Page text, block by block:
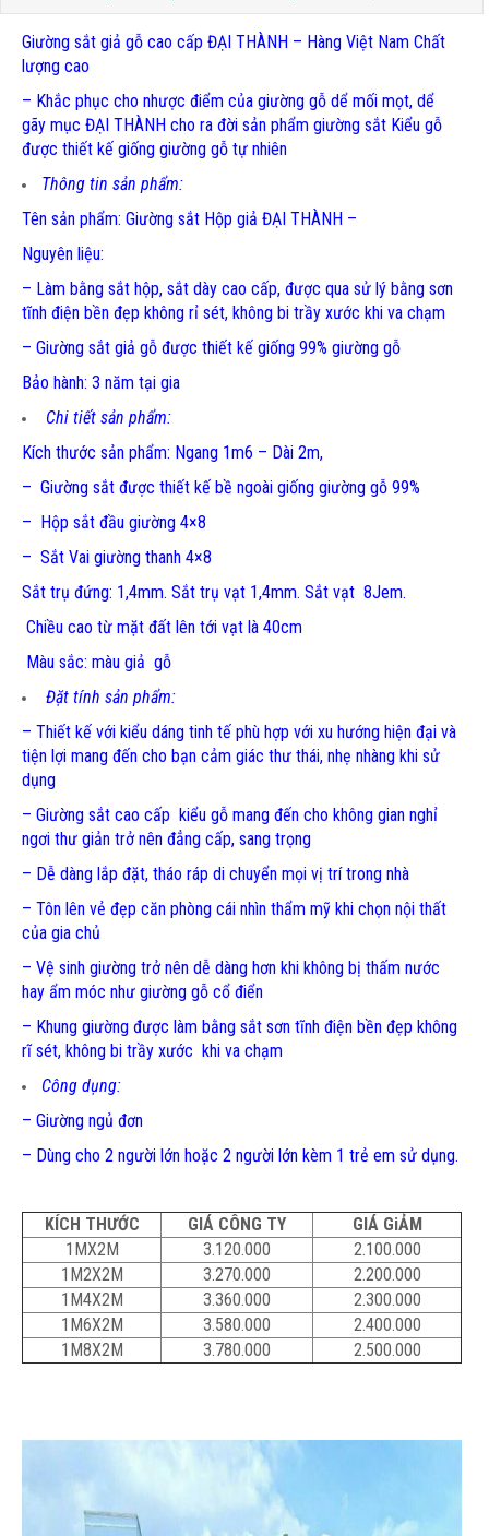
Giường sắt giả gỗ cao cấp ĐẠI THÀNH – Hàng Việt Nam Chất
lượng cao
– Khắc phục cho nhược điểm của giường gỗ dể mối mọt, dể
gãy mục ĐẠI THÀNH cho ra đời sản phẩm giường sắt Kiểu gỗ
được thiết kế giống giường gỗ tự nhiên
Thông tin sản phẩm:
Tên sản phẩm: Giường sắt Hộp giả ĐẠI THÀNH –
Nguyên liệu:
– Làm bằng sắt hộp, sắt dày cao cấp, được qua sử lý bằng sơn
tĩnh điện bền đẹp không rỉ sét, không bi trầy xước khi va chạm
– Giường sắt giả gỗ được thiết kế giống 99% giường gỗ
Bảo hành: 3 năm tại gia
Chi tiết sản phẩm:
Kích thước sản phẩm: Ngang 1m6 – Dài 2m,
– Giường sắt được thiết kế bề ngoài giống giường gỗ 99%
– Hộp sắt đầu giường 4×8
– Sắt Vai giường thanh 4×8
Sắt trụ đứng: 1,4mm. Sắt trụ vạt 1,4mm. Sắt vạt 8Jem.
Chiều cao từ mặt đất lên tới vạt là 40cm
Màu sắc: màu giả gỗ
Đặt tính sản phẩm:
– Thiết kế với kiểu dáng tinh tế phù hợp với xu hướng hiện đại và
tiện lợi mang đến cho bạn cảm giác thư thái, nhẹ nhàng khi sử
dụng
– Giường sắt cao cấp kiểu gỗ mang đến cho không gian nghỉ
ngơi thư giản trở nên đẳng cấp, sang trọng
– Dễ dàng lắp đặt, tháo ráp di chuyển mọi vị trí trong nhà
– Tôn lên vẻ đẹp căn phòng cái nhìn thẩm mỹ khi chọn nội thất
của gia chủ
– Vệ sinh giường trở nên dễ dàng hơn khi không bị thấm nước
hay ẩm móc như giường gỗ cổ điển
– Khung giường được làm bằng sắt sơn tĩnh điện bền đẹp không
rĩ sét, không bi trầy xước khi va chạm
Công dụng:
– Giường ngủ đơn
– Dùng cho 2 người lớn hoặc 2 người lớn kèm 1 trẻ em sử dụng.
KÍCH THƯỚC GIÁ CÔNG TY
GIÁ GiẢM
1MX2M
3.120.000
2.100.000
1M2X2M
3.270.000
2.200.000
1M4X2M
3.360.000
2.300.000
1M6X2M
3.580.000
2.400.000
1M8X2M
3.780.000 2.500.000